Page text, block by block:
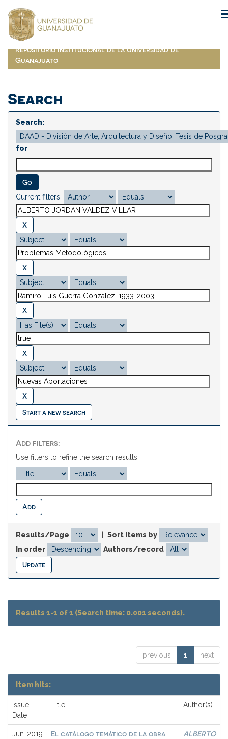
navigation
Repositorio Institucional de la Universidad de
Guanajuato
Search
Search:
for
Current filters:
Start a new search
Add filters:
Use filters to refine the search results.
Results/Page
Sort items by
In order
Authors/record
Results 1-1 of 1 (Search time: 0.001 seconds).
previous 1 next
Item hits:
Issue
Date
Title Author(s)
Jun-2019
El catálogo temático de la obra
ALBERTO